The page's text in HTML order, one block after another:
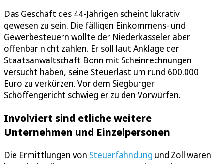
Das Geschäft des 44-Jährigen scheint lukrativ
gewesen zu sein. Die fälligen Einkommens- und
Gewerbesteuern wollte der Niederkasseler aber
offenbar nicht zahlen. Er soll laut Anklage der
Staatsanwaltschaft Bonn mit Scheinrechnungen
versucht haben, seine Steuerlast um rund 600.000
Euro zu verkürzen. Vor dem Siegburger
Schöffengericht schwieg er zu den Vorwürfen.
Involviert sind etliche weitere
Unternehmen und Einzelpersonen
Die Ermittlungen von Steuerfahndung und Zoll waren